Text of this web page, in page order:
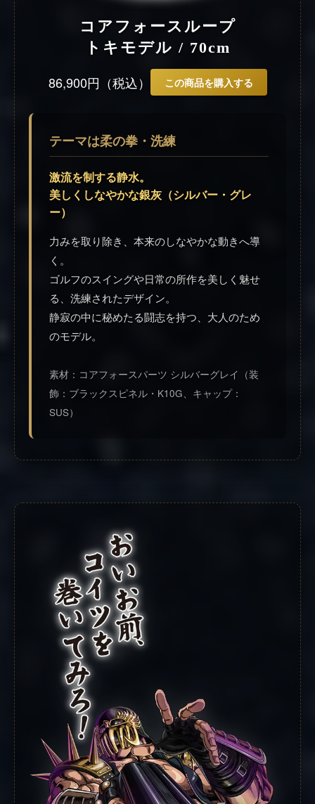
コアフォースループ
トキモデル / 70cm
86,900円（税込） この商品を購入する
テーマは柔の拳・洗練
激流を制する静水。
美しくしなやかな銀灰（シルバー・グレ
ー）
力みを取り除き、本来のしなやかな動きへ導
く。
ゴルフのスイングや日常の所作を美しく魅せ
る、洗練されたデザイン。
静寂の中に秘めたる闘志を持つ、大人のため
のモデル。
素材：コアフォースパーツ シルバーグレイ（装
飾：ブラックスピネル・K10G、キャップ：
SUS）